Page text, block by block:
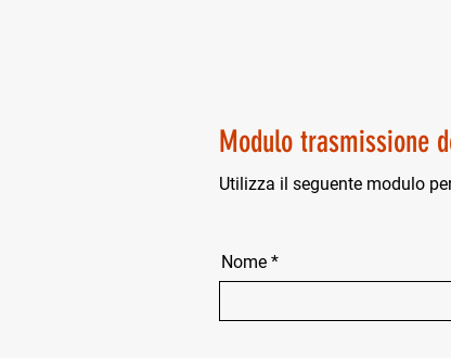
Modulo trasmissione
Utilizza il seguente modulo
Nome